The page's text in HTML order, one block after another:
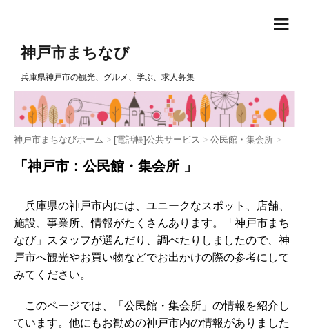
神戸市まちなび
兵庫県神戸市の観光、グルメ、学ぶ、求人募集
神戸市まちなびホーム > [電話帳]公共サービス > 公民館・集会所 >
「神戸市：公民館・集会所 」
兵庫県の神戸市内には、ユニークなスポット、店舗、
施設、事業所、情報がたくさんあります。「神戸市まち
なび」スタッフが選んだり、調べたりしましたので、神
戸市へ観光やお買い物などでお出かけの際の参考にして
みてください。
このページでは、「公民館・集会所」の情報を紹介し
ています。他にもお勧めの神戸市内の情報がありました